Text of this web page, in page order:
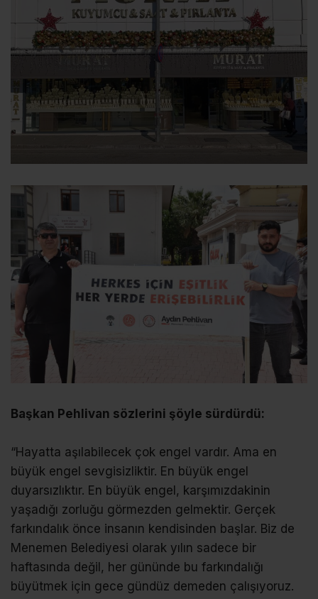
Başkan Pehlivan sözlerini şöyle sürdürdü:
“Hayatta aşılabilecek çok engel vardır. Ama en
büyük engel sevgisizliktir. En büyük engel
duyarsızlıktır. En büyük engel, karşımızdakinin
yaşadığı zorluğu görmezden gelmektir. Gerçek
farkındalık önce insanın kendisinden başlar. Biz de
Menemen Belediyesi olarak yılın sadece bir
haftasında değil, her gününde bu farkındalığı
büyütmek için gece gündüz demeden çalışıyoruz.